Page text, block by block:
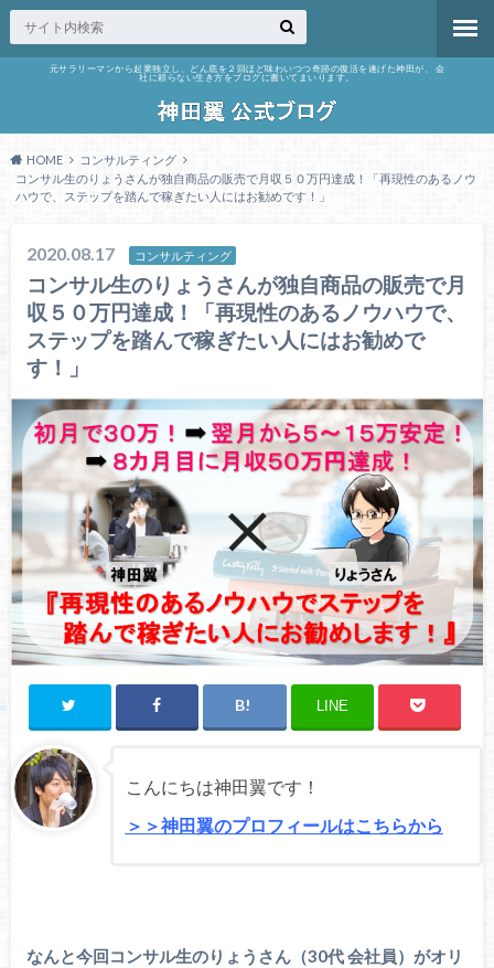
元サラリーマンから起業独立し、どん底を２回ほど味わいつつ奇跡の復活を遂げた神田が、 会
社に頼らない生き方をブログに書いてまいります。
HOME
コンサルティング
コンサル生のりょうさんが独自商品の販売で月収５０万円達成！「再現性のあるノウ
ハウで、ステップを踏んで稼ぎたい人にはお勧めです！」
2020.08.17 コンサルティング
コンサル生のりょうさんが独自商品の販売で月
収５０万円達成！「再現性のあるノウハウで、
ステップを踏んで稼ぎたい人にはお勧めで
す！」
LINE
こんにちは神田翼です！
＞＞神田翼のプロフィールはこちらから
なんと今回コンサル生のりょうさん（30代 会社員）がオリ